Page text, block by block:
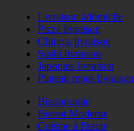
Livraison àdomicile
Pizza livraison
Chinois livraison
Sushi livraison
Japonais livraison
Plateau repas livraison
Bistronomie
Bistrot Moderne
Cuisine à l'azote